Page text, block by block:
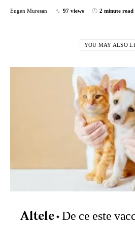
Eugen Muresan 97 views 2 minute read
YOU MAY ALSO
Altele
De ce este